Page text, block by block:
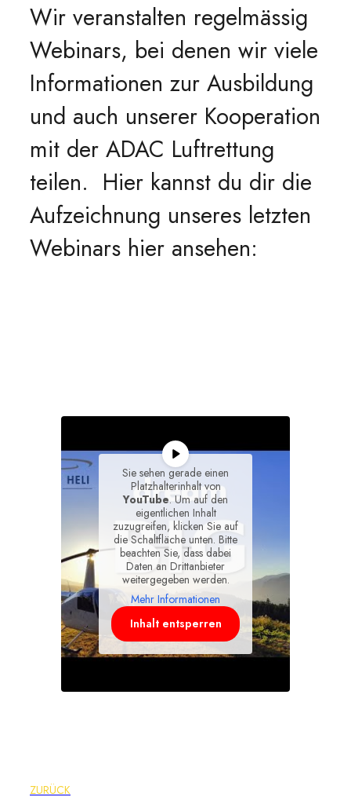
Wir veranstalten regelmässig
Webinars, bei denen wir viele
Informationen zur Ausbildung
und auch unserer Kooperation
mit der ADAC Luftrettung
teilen. Hier kannst du dir die
Aufzeichnung unseres letzten
Webinars hier ansehen:
Sie sehen gerade einen
Platzhalterinhalt von
YouTube. Um auf den
eigentlichen Inhalt
zuzugreifen, klicken Sie auf
die Schaltfläche unten. Bitte
beachten Sie, dass dabei
Daten an Drittanbieter
weitergegeben werden.
Mehr Informationen
Inhalt entsperren
ZURÜCK